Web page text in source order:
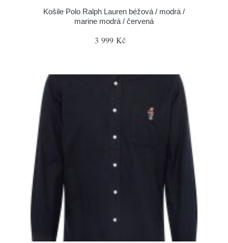
Košile Polo Ralph Lauren béžová / modrá /
marine modrá / červená
3 999 Kč